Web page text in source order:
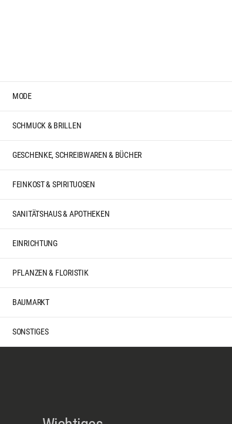
MODE
SCHMUCK & BRILLEN
GESCHENKE, SCHREIBWAREN & BÜCHER
FEINKOST & SPIRITUOSEN
SANITÄTSHAUS & APOTHEKEN
EINRICHTUNG
PFLANZEN & FLORISTIK
BAUMARKT
SONSTIGES